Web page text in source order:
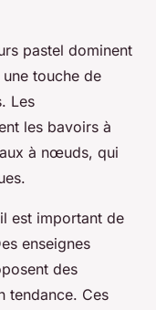
pastel dominent
touche de
Les
les bavoirs à
à nœuds, qui
est important de
enseignes
des
tendance. Ces